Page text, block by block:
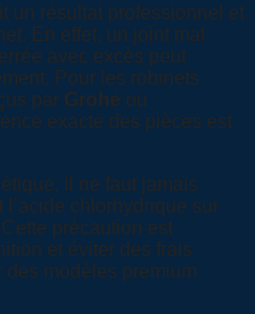
un résultat professionnel et
En effet, un joint mal
avec excès peut
Pour les robinets
par Grohe ou
exacte des pièces est
il ne faut jamais
l’acide chlorhydrique sur
précaution est
et éviter des frais
des modèles premium